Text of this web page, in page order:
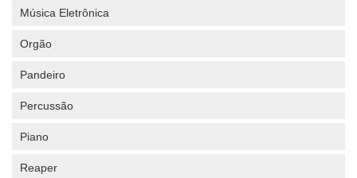
Música Eletrônica
Orgão
Pandeiro
Percussão
Piano
Reaper